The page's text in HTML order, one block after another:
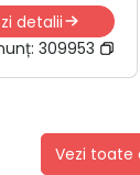
detalii
309953
Vezi toate